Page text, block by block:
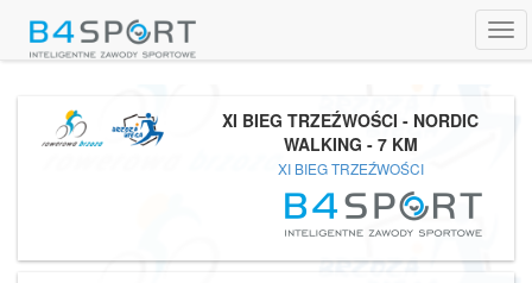
XI BIEG TRZEŹWOŚCI - NORDIC
WALKING - 7 KM
XI BIEG TRZEŹWOŚCI